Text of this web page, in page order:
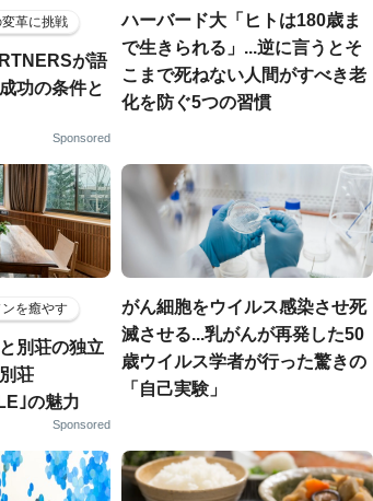
革に挑戦
が語
功の条件と
Sponsored
ハーバード大「ヒトは180歳ま
で生きられる」...逆に言うとそ
こまで死ねない人間がすべき老
化を防ぐ5つの習慣
を癒やす
別荘の独立
荘
｣の魅力
Sponsored
がん細胞をウイルス感染させ死
滅させる...乳がんが再発した50
歳ウイルス学者が行った驚きの
「自己実験」